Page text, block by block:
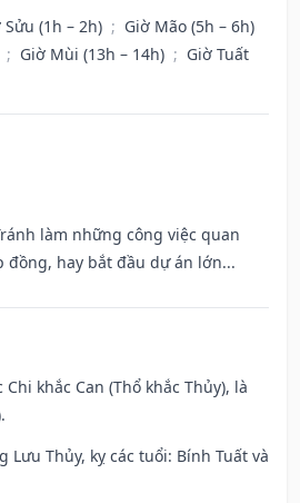
Sửu (1h – 2h) ; Giờ Mão (5h – 6h)
; Giờ Mùi (13h – 14h) ; Giờ Tuất
làm những công việc quan
đồng, hay bắt đầu dự án lớn...
Chi khắc Can (Thổ khắc Thủy), là
Lưu Thủy, kỵ các tuổi: Bính Tuất và